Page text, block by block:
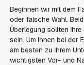
Beginnen wir mit dem
oder falsche Wahl.
Überlegung sollten
sein. Um Ihnen bei der
am besten zu Ihrem
wichtigsten Vor- und